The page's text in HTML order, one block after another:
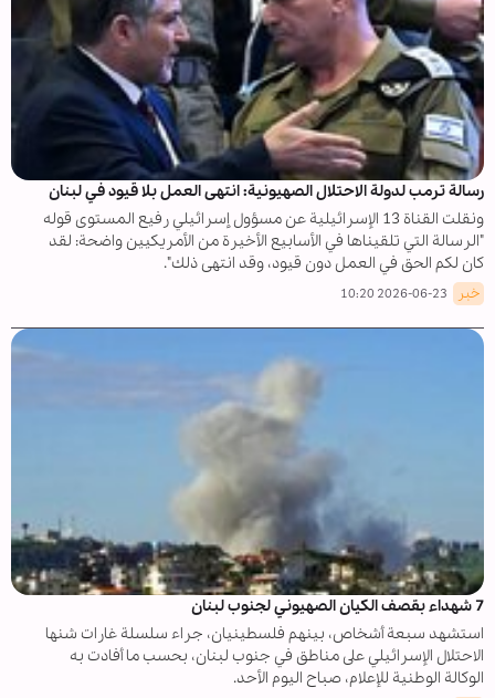
رسالة ترمب لدولة الاحتلال الصهيونية: انتهى العمل بلا قيود في لبنان
ونقلت القناة 13 الإسرائيلية عن مسؤول إسرائيلي رفيع المستوى قوله
"الرسالة التي تلقيناها في الأسابيع الأخيرة من الأمريكيين واضحة: لقد
كان لكم الحق في العمل دون قيود، وقد انتهى ذلك".
خبر 2026-06-23 10:20
7 شهداء بقصف الكيان الصهيوني لجنوب لبنان
استشهد سبعة أشخاص، بينهم فلسطينيان، جراء سلسلة غارات شنها
الاحتلال الإسرائيلي على مناطق في جنوب لبنان، بحسب ما أفادت به
الوكالة الوطنية للإعلام، صباح اليوم الأحد.